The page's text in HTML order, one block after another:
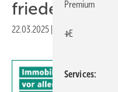
frieden
22.03.2025 Druckvorschau
Premium
+E
Services